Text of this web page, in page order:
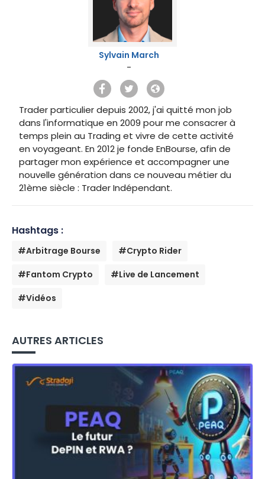
Sylvain March
-
Trader particulier depuis 2002, j'ai quitté mon job
dans l'informatique en 2009 pour me consacrer à
temps plein au Trading et vivre de cette activité
en voyageant. En 2012 je fonde EnBourse, afin de
partager mon expérience et accompagner une
nouvelle génération dans ce nouveau métier du
21ème siècle : Trader Indépendant.
Hashtags :
#Arbitrage Bourse
#Crypto Rider
#Fantom Crypto
#Live de Lancement
#Vidéos
AUTRES ARTICLES